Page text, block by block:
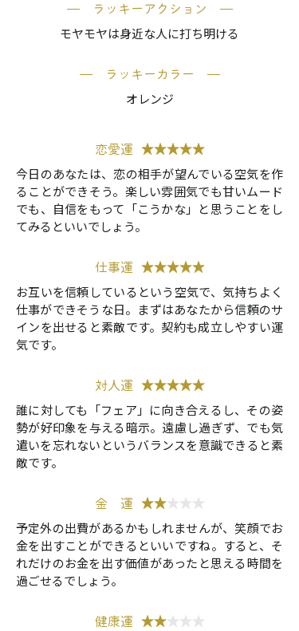
ラッキーアクション
モヤモヤは身近な人に打ち明ける
ラッキーカラー
オレンジ
恋愛運 ★★★★★
今日のあなたは、恋の相手が望んでいる空気を作
ることができそう。楽しい雰囲気でも甘いムード
でも、自信をもって「こうかな」と思うことをし
てみるといいでしょう。
仕事運 ★★★★★
お互いを信頼しているという空気で、気持ちよく
仕事ができそうな日。まずはあなたから信頼のサ
インを出せると素敵です。契約も成立しやすい運
気です。
対人運 ★★★★★
誰に対しても「フェア」に向き合えるし、その姿
勢が好印象を与える暗示。遠慮し過ぎず、でも気
遣いを忘れないというバランスを意識できると素
敵です。
金 運 ★★★★★
予定外の出費があるかもしれませんが、笑顔でお
金を出すことができるといいですね。すると、そ
れだけのお金を出す価値があったと思える時間を
過ごせるでしょう。
健康運 ★★★★★